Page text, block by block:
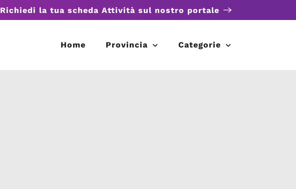
Richiedi la tua scheda Attività sul nostro portale
Home Provincia Categorie